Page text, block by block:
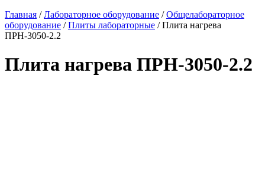
Главная /Лабораторное оборудование /Общелабораторное
оборудование /Плиты лабораторные / Плита нагрева
ПРН-3050-2.2
Плита нагрева ПРН-3050-2.2